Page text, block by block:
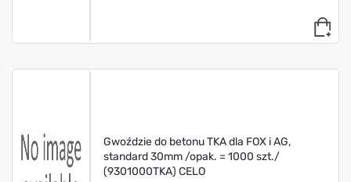
Gwoździe do betonu TKA dla FOX i AG,
standard 30mm /opak. = 1000 szt./
(9301000TKA) CELO